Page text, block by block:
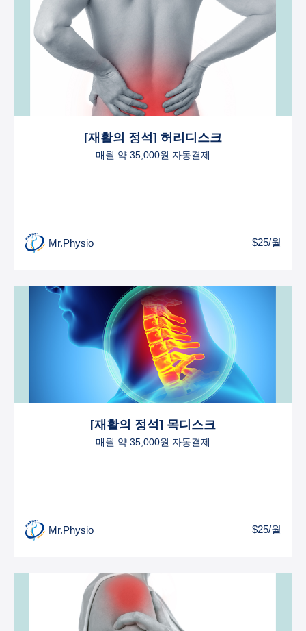
[재활의 정석] 허리디스크
매월 약 35,000원 자동결제
Mr.Physio $25/월
[재활의 정석] 목디스크
매월 약 35,000원 자동결제
Mr.Physio $25/월